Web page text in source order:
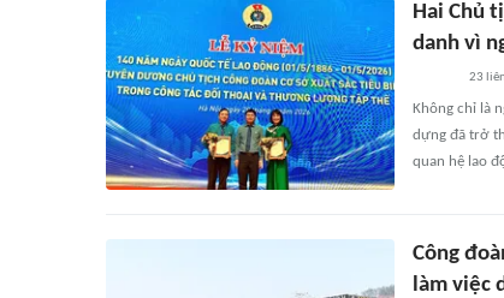
Hai Chủ
danh vì
23
Không chỉ là
dựng đã trở
quan hệ lao
Công
làm việc